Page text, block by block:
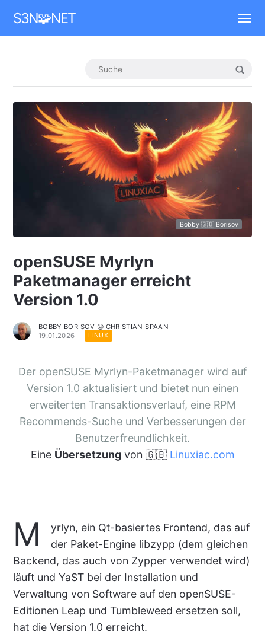
S3N🧩NET
Bobby 🇬🇧 Borisov
openSUSE Myrlyn
Paketmanager erreicht
Version 1.0
BOBBY BORISOV 😛 CHRISTIAN SPAAN
19.01.2026
LINUX
Der openSUSE Myrlyn-Paketmanager wird auf
Version 1.0 aktualisiert und bietet nun einen
erweiterten Transaktionsverlauf, eine RPM
Recommends-Suche und Verbesserungen der
Benutzerfreundlichkeit.
Eine Übersetzungvon 🇬🇧 Linuxiac.com
M
yrlyn, ein Qt-basiertes Frontend, das auf
der Paket-Engine libzypp (dem gleichen
Backend, das auch von Zypper verwendet wird)
läuft und YaST bei der Installation und
Verwaltung von Software auf den openSUSE-
Editionen Leap und Tumbleweed ersetzen soll,
hat die Version 1.0 erreicht.